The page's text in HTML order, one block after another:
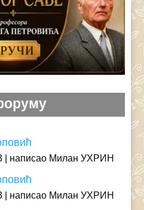
написао Милан УХРИН
написао Милан УХРИН